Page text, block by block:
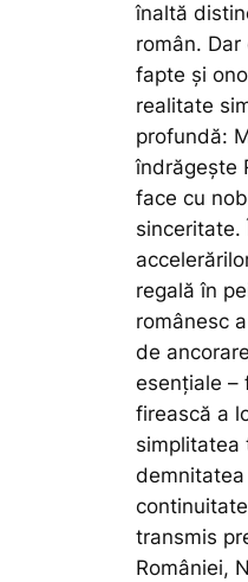
înaltă
român.
fapte și
realitate
profundă:
îndrăgește
face cu
sinceritate.
regală în
românesc
de
esențiale –
firească a
simplitatea
transmis
României,